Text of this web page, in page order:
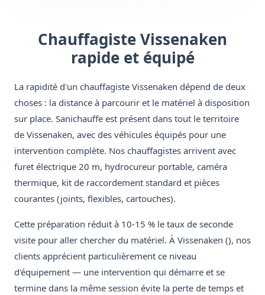
Chauffagiste Vissenaken
rapide et équipé
La rapidité d'un chauffagiste Vissenaken dépend de deux
choses : la distance à parcourir et le matériel à disposition
sur place. Sanichauffe est présent dans tout le territoire
de Vissenaken, avec des véhicules équipés pour une
intervention complète. Nos chauffagistes arrivent avec
furet électrique 20 m, hydrocureur portable, caméra
thermique, kit de raccordement standard et pièces
courantes (joints, flexibles, cartouches).
Cette préparation réduit à 10-15 % le taux de seconde
visite pour aller chercher du matériel. À Vissenaken (), nos
clients apprécient particulièrement ce niveau
d'équipement — une intervention qui démarre et se
termine dans la même session évite la perte de temps et